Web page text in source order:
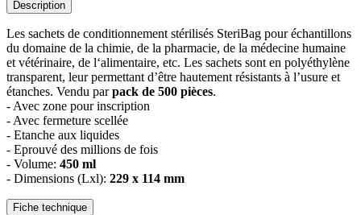
Description
Les sachets de conditionnement stérilisés SteriBag pour échantillons
du domaine de la chimie, de la pharmacie, de la médecine humaine
et vétérinaire, de l‘alimentaire, etc. Les sachets sont en polyéthylène
transparent, leur permettant d’être hautement résistants à l’usure et
étanches. Vendu parpack de 500 pièces.
- Avec zone pour inscription
- Avec fermeture scellée
- Etanche aux liquides
- Eprouvé des millions de fois
- Volume: 450 ml
- Dimensions (Lxl): 229 x 114 mm
Fiche technique